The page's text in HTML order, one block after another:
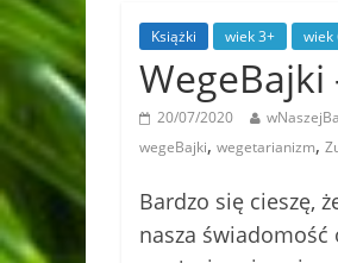
Książki wiek 3+ wiek
20/07/2020
wegeBajki, wegetarianizm,
Bardzo się cieszę,
nasza